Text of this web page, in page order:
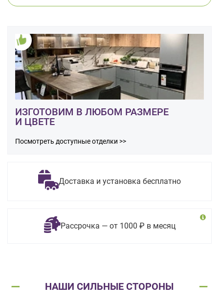
ИЗГОТОВИМ В ЛЮБОМ РАЗМЕРЕ
И ЦВЕТЕ
Посмотреть доступные отделки >>
Доставка и установка бесплатно
Рассрочка — от 1000 ₽ в месяц
НАШИ СИЛЬНЫЕ СТОРОНЫ